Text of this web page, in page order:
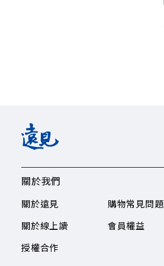
關於我們
關於遠見
關於線上讀
授權合作
購物常見問題
會員權益